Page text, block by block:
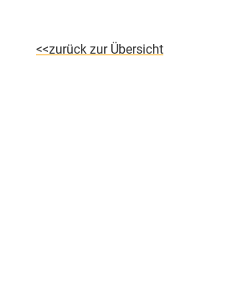
zurück zur Übersicht